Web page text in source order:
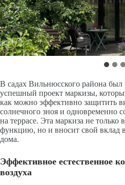
В садах Вильнюсского района был
успешный проект маркизы,
как можно эффективно защитить
солнечного зноя и одновременно
на террасе. Эта маркиза не
функцию, но и вносит свой вклад
дома.
Эффективное естественное
воздуха